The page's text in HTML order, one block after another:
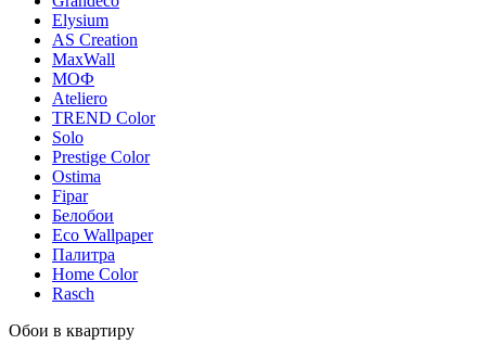
Elysium
AS Creation
MaxWall
МОФ
Ateliero
TREND Color
Solo
Prestige Color
Ostima
Fipar
Белобои
Eco Wallpaper
Палитра
Home Color
Rasch
Обои в квартиру